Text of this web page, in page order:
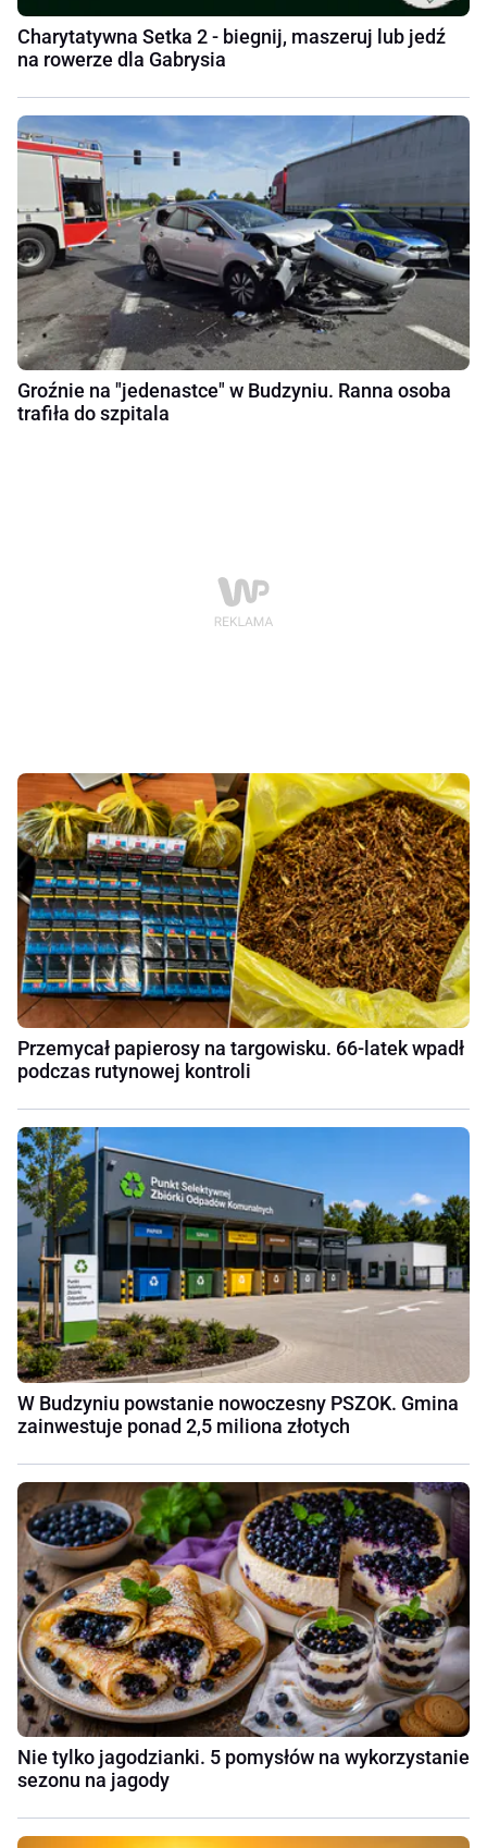
Charytatywna Setka 2 - biegnij, maszeruj lub jedź
na rowerze dla Gabrysia
Groźnie na "jedenastce" w Budzyniu. Ranna osoba
trafiła do szpitala
Przemycał papierosy na targowisku. 66-latek wpadł
podczas rutynowej kontroli
W Budzyniu powstanie nowoczesny PSZOK. Gmina
zainwestuje ponad 2,5 miliona złotych
Nie tylko jagodzianki. 5 pomysłów na wykorzystanie
sezonu na jagody